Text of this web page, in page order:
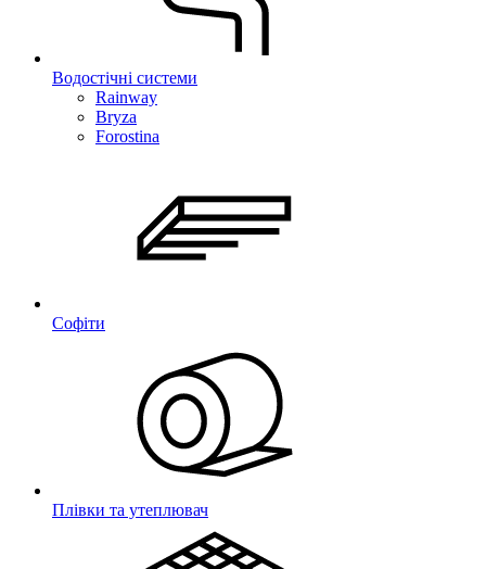
Водостічні системи
Rainway
Bryza
Forostina
Софіти
Плівки та утеплювач